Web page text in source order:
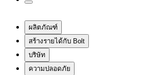
ผลิตภัณฑ์
สร้างรายได้กับ Bolt
บริษัท
ความปลอดภัย